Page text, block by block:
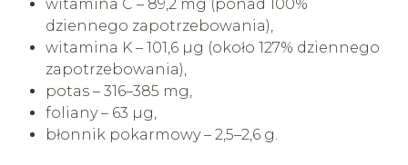
witamina C – 89,2 mg (ponad 100%
dziennego zapotrzebowania),
witamina K – 101,6 µg (około 127% dziennego
zapotrzebowania),
potas – 316–385 mg,
foliany – 63 µg,
błonnik pokarmowy – 2,5–2,6 g.